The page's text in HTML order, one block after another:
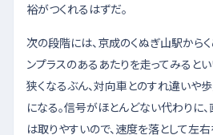
裕がつくれるはずだ。
次の段階には、京成のくぬぎ山駅から
ンプラスのあるあたりを走ってみると
狭くなるぶん、対向車とのすれ違いや
になる。信号がほとんどない代わりに
は取りやすいので、速度を落として左